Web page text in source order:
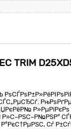
TRIM
Сѓ